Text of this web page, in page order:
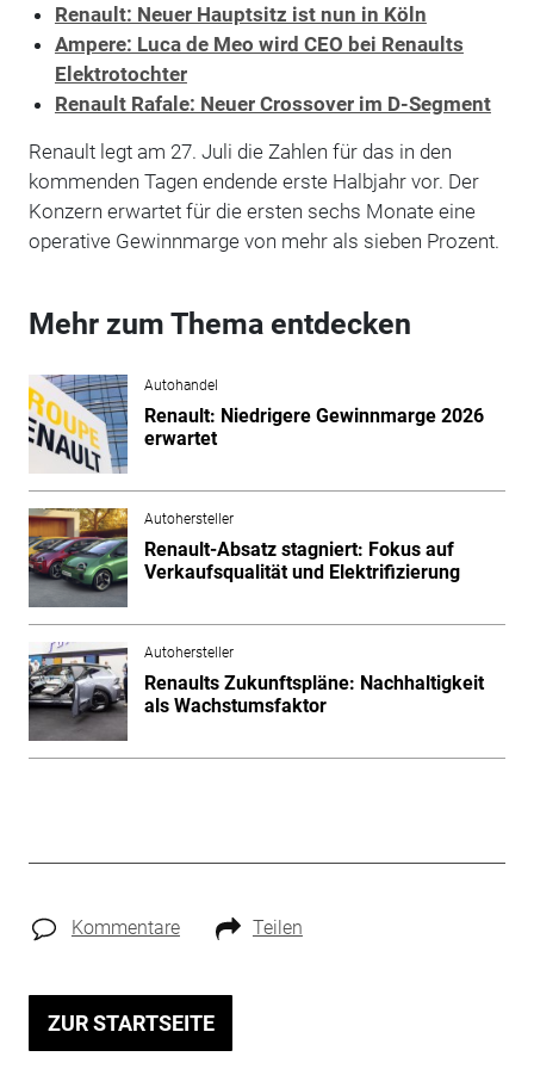
Renault: Neuer Hauptsitz ist nun in Köln
Ampere: Luca de Meo wird CEO bei Renaults
Elektrotochter
Renault Rafale: Neuer Crossover im D-Segment
Renault legt am 27. Juli die Zahlen für das in den
kommenden Tagen endende erste Halbjahr vor. Der
Konzern erwartet für die ersten sechs Monate eine
operative Gewinnmarge von mehr als sieben Prozent.
Mehr zum Thema entdecken
Autohandel
Renault: Niedrigere Gewinnmarge 2026
erwartet
Autohersteller
Renault-Absatz stagniert: Fokus auf
Verkaufsqualität und Elektrifizierung
Autohersteller
Renaults Zukunftspläne: Nachhaltigkeit
als Wachstumsfaktor
Kommentare Teilen
ZUR STARTSEITE